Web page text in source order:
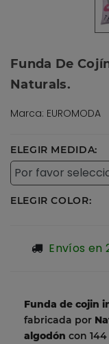
Funda De
Naturals.
Marca: EUROMODA
ELEGIR MEDIDA:
ELEGIR COLOR:
Envíos en
Funda de cojin
fabricada por
algodón con